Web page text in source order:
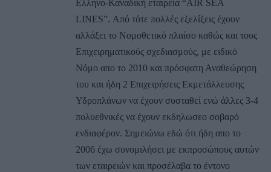
Ελληνο-Καναδική εταιρεία “AIR SEA
LINES”. Από τότε πολλές εξελίξεις έχουν
αλλάξει το Νομοθετικό πλαίσο καθώς και τους
Επιχειρηματικούς σχεδιασμούς, με ειδικό
Νόμο απο το 2010 και πρόσφατη Αναθεώρηση
του και ήδη 2 Επιχειρήσεις Εκμετάλλευσης
Υδροπλάνων να έχουν συσταθεί ενώ άλλες 3-4
πολυεθνικές να έχουν εκδηλωσεο σοβαρό
ενδιαφέρον. Σημειώνω εδώ ότι ήδη απο το
2006 έχω συνομιλήσει με εκπροσώπους αυτών
των εταιρειών και προσέλαβα το έντονο